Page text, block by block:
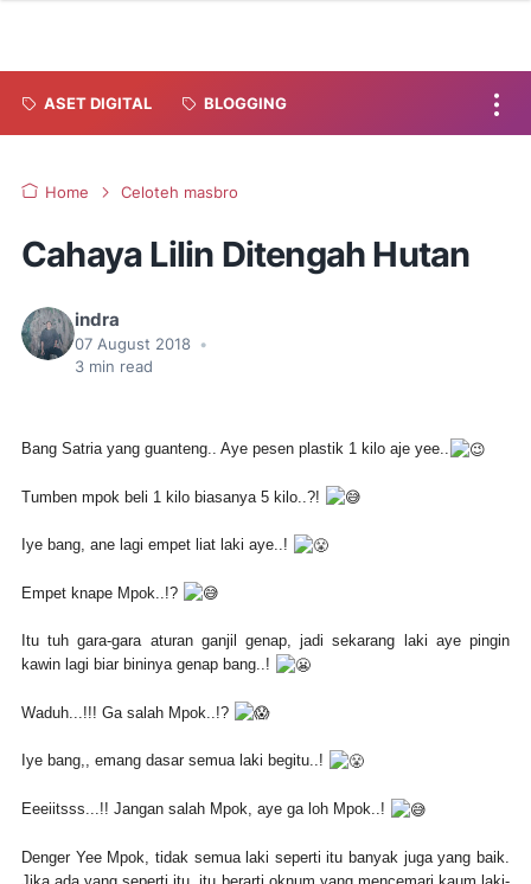
ASET DIGITAL BLOGGING
Home Celoteh masbro
Cahaya Lilin Ditengah Hutan
indra
07 August 2018 •
3 min read
Bang Satria yang guanteng.. Aye pesen plastik 1 kilo aje yee..
Tumben mpok beli 1 kilo biasanya 5 kilo..?!
Iye bang, ane lagi empet liat laki aye..!
Empet knape Mpok..!?
Itu tuh gara-gara aturan ganjil genap, jadi sekarang laki aye pingin
kawin lagi biar bininya genap bang..!
Waduh...!!! Ga salah Mpok..!?
Iye bang,, emang dasar semua laki begitu..!
Eeeiitsss...!! Jangan salah Mpok, aye ga loh Mpok..!
Denger Yee Mpok, tidak semua laki seperti itu banyak juga yang baik.
Jika ada yang seperti itu, itu berarti oknum yang mencemari kaum laki-